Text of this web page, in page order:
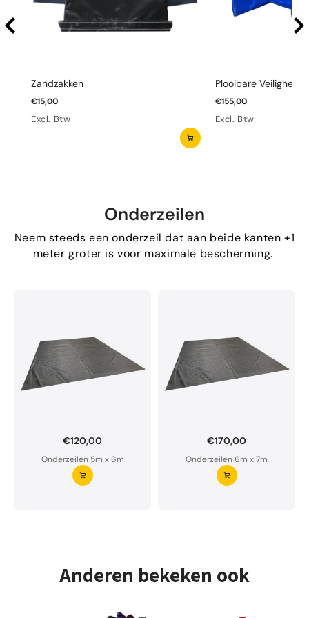
Zandzakken
€15,00
Excl. Btw
Plooibare
€155,00
Excl. Btw
Onderzeilen
Neem steeds een onderzeil dat aan beide kanten ±1
meter groter is voor maximale bescherming.
€120,00
Onderzeilen 5m x 6m
€170,00
Onderzeilen 6m x 7m
Onderzeil op maat bestellen?
Ons onderzeil is waterdoorlatend en van premium
Anderen bekeken ook